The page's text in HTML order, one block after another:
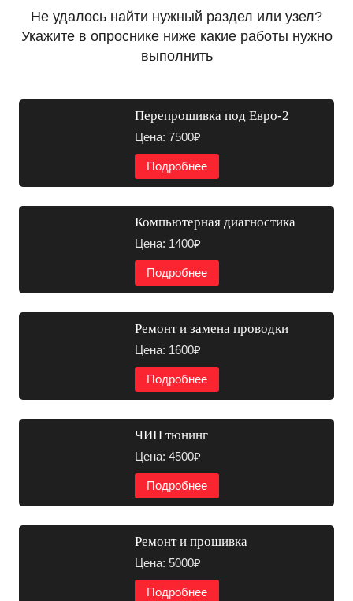
Не удалось найти нужный раздел или узел?
Укажите в опроснике ниже какие работы нужно
выполнить
Перепрошивка под Евро-2
Цена: 7500₽
Подробнее
Компьютерная диагностика
Цена: 1400₽
Подробнее
Ремонт и замена проводки
Цена: 1600₽
Подробнее
ЧИП тюнинг
Цена: 4500₽
Подробнее
Ремонт и прошивка
Цена: 5000₽
Подробнее